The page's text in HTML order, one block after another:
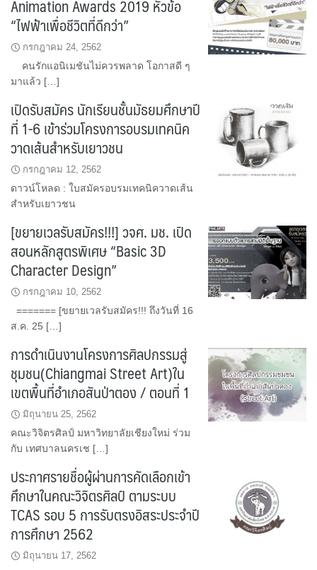
Animation Awards 2019 หัวข้อ
“ไฟฟ้าเพื่อชีวิตที่ดีกว่า”
กรกฎาคม 24, 2562
คนรักแอนิเมชันไม่ควรพลาด โอกาสดี ๆ
มาแล้ว […]
เปิดรับสมัคร นักเรียนชั้นมัธยมศึกษาปี
ที่ 1-6 เข้าร่วมโครงการอบรมเทคนิค
วาดเส้นสำหรับเยาวชน
กรกฎาคม 12, 2562
ดาวน์โหลด : ใบสมัครอบรมเทคนิควาดเส้น
สำหรับเยาวชน
[ขยายเวลรับสมัคร!!!] วจศ. มช. เปิด
สอนหลักสูตรพิเศษ “Basic 3D
Character Design”
กรกฎาคม 10, 2562
======= [ขยายเวลรับสมัคร!!! ถึงวันที่ 16
ส.ค. 25 […]
การดำเนินงานโครงการศิลปกรรมสู่
ชุมชน(Chiangmai Street Art)ใน
เขตพื้นที่อำเภอสันป่าตอง / ตอนที่ 1
มิถุนายน 25, 2562
คณะวิจิตรศิลป์ มหาวิทยาลัยเชียงใหม่ ร่วม
กับ เทศบาลนครเช […]
ประกาศรายชื่อผู้ผ่านการคัดเลือกเข้า
ศึกษาในคณะวิจิตรศิลป์ ตามระบบ
TCAS รอบ 5 การรับตรงอิสระประจำปี
การศึกษา 2562
มิถุนายน 17, 2562